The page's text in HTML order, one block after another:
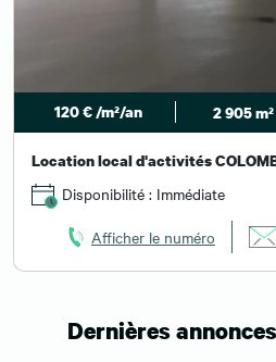
120 € /m²/an 2 905 m²
Location local d'activités
Disponibilité : Immédiate
Afficher le numéro
Dernières